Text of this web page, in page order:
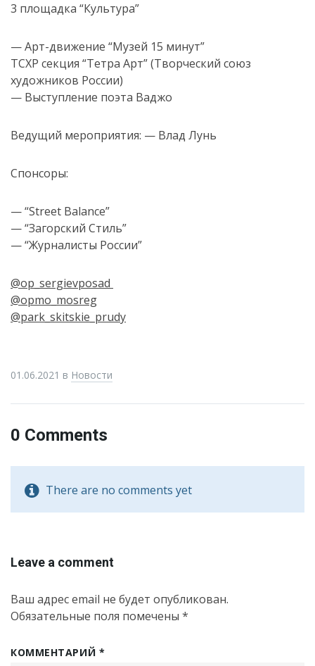
3 площадка “Культура”
— Арт-движение “Музей 15 минут”
ТСХР секция “Тетра Арт” (Творческий союз
художников России)
— Выступление поэта Ваджо
Ведущий мероприятия: — Влад Лунь
Спонсоры:
— “Street Balance”
— “Загорский Стиль”
— “Журналисты России”
@op_sergievposad
@opmo_mosreg
@park_skitskie_prudy
01.06.2021 в Новости
0 Comments
There are no comments yet
Leave a comment
Ваш адрес email не будет опубликован.
Обязательные поля помечены *
КОММЕНТАРИЙ *